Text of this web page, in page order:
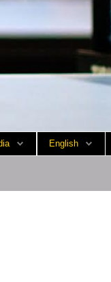
English